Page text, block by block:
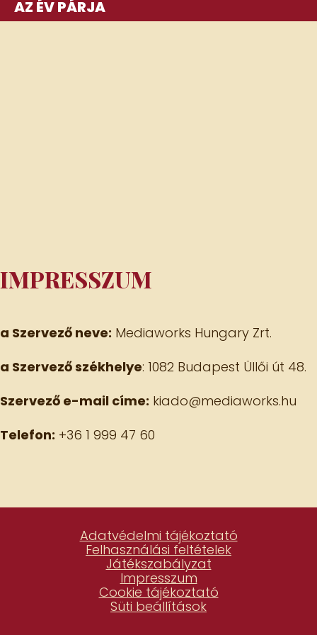
AZ ÉV PÁRJA
IMPRESSZUM
a Szervező neve: Mediaworks Hungary Zrt.
a Szervező székhelye: 1082 Budapest Üllői út 48.
Szervező e-mail címe: kiado@mediaworks.hu
Telefon: +36 1 999 47 60
Adatvédelmi tájékoztató
Felhasználási feltételek
Játékszabályzat
Impresszum
Cookie tájékoztató
Süti beállítások